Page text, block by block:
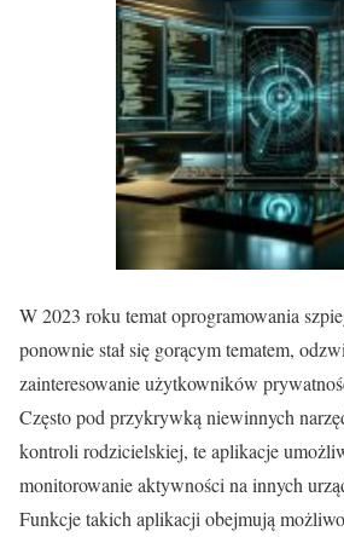
W 2023 roku temat oprogramowania
ponownie stał się gorącym tematem,
zainteresowanie użytkowników
Często pod przykrywką niewinnych
kontroli rodzicielskiej, te aplikacje
monitorowanie aktywności na innych
Funkcje takich aplikacji obejmują